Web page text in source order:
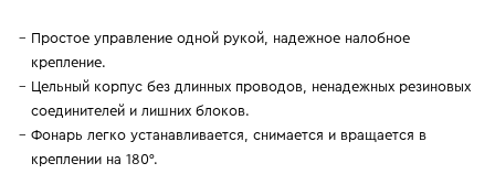
Простое управление одной рукой, надежное налобное
крепление.
Цельный корпус без длинных проводов, ненадежных резиновых
соединителей и лишних блоков.
Фонарь легко устанавливается, снимается и вращается в
креплении на 180°.